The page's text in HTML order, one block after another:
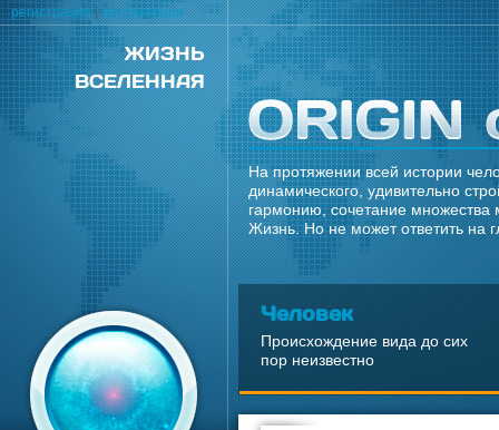
ЖИЗНЬ
ВСЕЛЕННАЯ
На протяжении всей истории
динамического, удивительно
гармонию, сочетание множества
Жизнь. Но не может ответить на
Человек
Происхождение вида до сих
пор неизвестно
регистрация|авторизация